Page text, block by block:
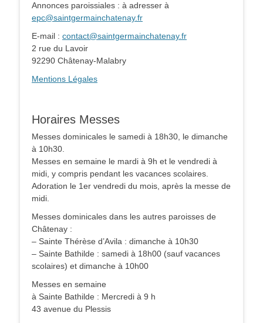
Annonces paroissiales : à adresser à
epc@saintgermainchatenay.fr
E-mail : contact@saintgermainchatenay.fr
2 rue du Lavoir
92290 Châtenay-Malabry
Mentions Légales
Horaires Messes
Messes dominicales le samedi à 18h30, le dimanche
à 10h30.
Messes en semaine le mardi à 9h et le vendredi à
midi, y compris pendant les vacances scolaires.
Adoration le 1er vendredi du mois, après la messe de
midi.
Messes dominicales dans les autres paroisses de
Châtenay :
– Sainte Thérèse d’Avila : dimanche à 10h30
– Sainte Bathilde : samedi à 18h00 (sauf vacances
scolaires) et dimanche à 10h00
Messes en semaine
à Sainte Bathilde : Mercredi à 9 h
43 avenue du Plessis